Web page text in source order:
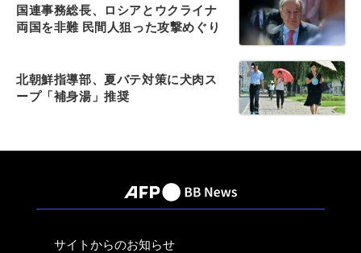
国連事務総長、ロシアとウクライナ
両国を非難 民間人狙った攻撃めぐり
北朝鮮指導部、夏バテ対策に犬肉ス
ープ「補身湯」推奨
サイトからのお知らせ